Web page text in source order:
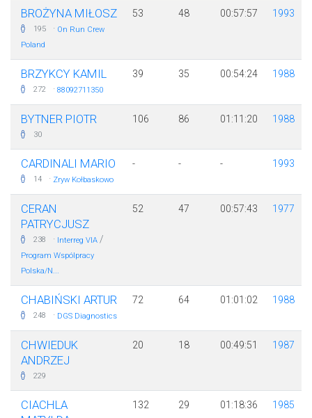
BROŻYNA MIŁOSZ
195 · On Run Crew
Poland
53 48 00:57:57 1993
BRZYKCY KAMIL
272 · 88092711350
39 35 00:54:24 1988
BYTNER PIOTR
30
106 86 01:11:20 1988
CARDINALI MARIO
14 · Zryw Kołbaskowo
- - - 1993
CERAN
PATRYCJUSZ
238 · Interreg VIA /
Program Wspólpracy
Polska/N...
52 47 00:57:43 1977
CHABIŃSKI ARTUR
248 · DGS Diagnostics
72 64 01:01:02 1988
CHWIEDUK
ANDRZEJ
229
20 18 00:49:51 1987
CIACHLA
132 29 01:18:36 1985